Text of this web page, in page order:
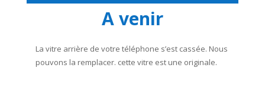
A venir
La vitre arrière de votre téléphone s’est cassée. Nous
pouvons la remplacer. cette vitre est une originale.